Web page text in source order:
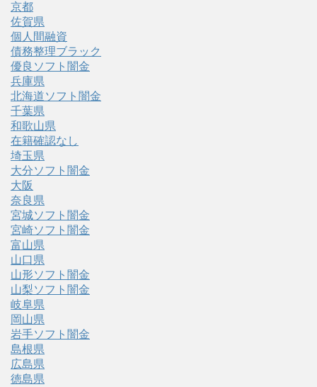
京都
佐賀県
個人間融資
債務整理ブラック
優良ソフト闇金
兵庫県
北海道ソフト闇金
千葉県
和歌山県
在籍確認なし
埼玉県
大分ソフト闇金
大阪
奈良県
宮城ソフト闇金
宮崎ソフト闇金
富山県
山口県
山形ソフト闇金
山梨ソフト闇金
岐阜県
岡山県
岩手ソフト闇金
島根県
広島県
徳島県